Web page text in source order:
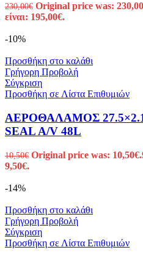
230,00€ Original price was:
είναι: 195,00€.
-10%
Προσθήκη στο καλάθι
Γρήγορη Προβολή
Σύγκριση
Προσθήκη σε Λίστα Επιθυμιών
ΑΕΡΟΘΑΛΑΜΟΣ
SEAL A/V 48L
10,50€ Original price was: 10,50€.
9,50€.
-14%
Προσθήκη στο καλάθι
Γρήγορη Προβολή
Σύγκριση
Προσθήκη σε Λίστα Επιθυμιών